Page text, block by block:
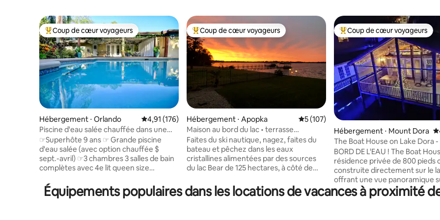
Coups de cœur voyageurs les plus appréciés
Coup de cœur voyageurs
Hébergement ⋅ Orlando Évaluation moyenne sur la base de 176 commentaires : 4,91 sur 5
4,91 (176)
Piscine d'eau salée chauffée dans une
maison tropicale moderne
☞Superhôte 9 ans ☞ Grande piscine
d'eau salée (avec option chauffée $
sept.-avril) ☞3 chambres 3 salles de bain
complètes avec 4e lit queen size
East West express way (péage) pour se
déplacer à Orlando Arrivée autonome
Coups de cœur voyageurs les plus appréciés
Coup de cœur voyageurs
Hébergement ⋅ Apopka Évaluation moyenne sur la base de 107
5 (107)
Maison au bord du lac • terrasse
protégée, quai • Longs séjours acceptés
Faites du ski nautique, nagez, faites du
bateau et pêchez dans les eaux
cristallines alimentées par des sources
du lac Bear de 125 hectares, à côté de
de paddle fournis ! Profitez du coucher
du soleil depuis la balancelle sur le
Coups de cœur voyageurs les
Coup de cœur voyageurs
Hébergement ⋅ Mount Dora
The Boat House on Lake Dora
lac au centre-ville
BORD DE L'EAU ! The Boat
résidence privée de 800 pieds
construite directement sur le
offrant une vue panoramique
Situé sur la célèbre Boat House
Mount Dora, en plein cœur du
Équipements populaires dans les locations de vacances à proximité